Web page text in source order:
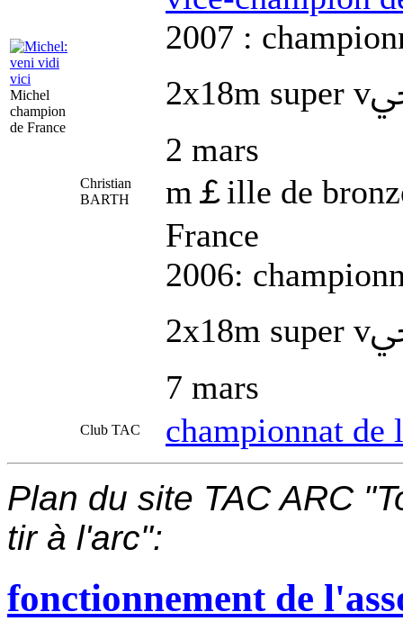
Michel
champion
de France
Christian
BARTH
2007 :
2x18m super vﵩran ￂrunstatt
2 mars
m￡ille de
France
2006:
2x18m super vﵩran ￅaubonne
7 mars
Club TAC championnat de
Plan du site TAC ARC
tir à l'arc":
fonctionnement de